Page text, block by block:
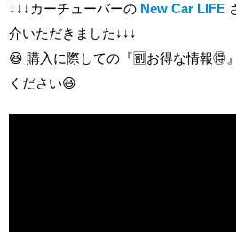
↓↓↓カーチューバーの New Car LIFE
介いただきました↓↓↓
😆 購入に際しての『🈹お得な情報🉐
ください😆